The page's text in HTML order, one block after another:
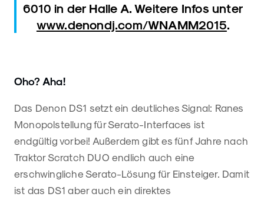
6010 in der Halle A. Weitere Infos unter
www.denondj.com/WNAMM2015.
Oho? Aha!
Das Denon DS1 setzt ein deutliches Signal: Ranes
Monopolstellung für Serato-Interfaces ist
endgültig vorbei! Außerdem gibt es fünf Jahre nach
Traktor Scratch DUO endlich auch eine
erschwingliche Serato-Lösung für Einsteiger. Damit
ist das DS1 aber auch ein direktes